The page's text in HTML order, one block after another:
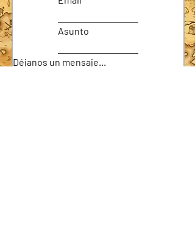
Asunto
Déjanos un mensaje...